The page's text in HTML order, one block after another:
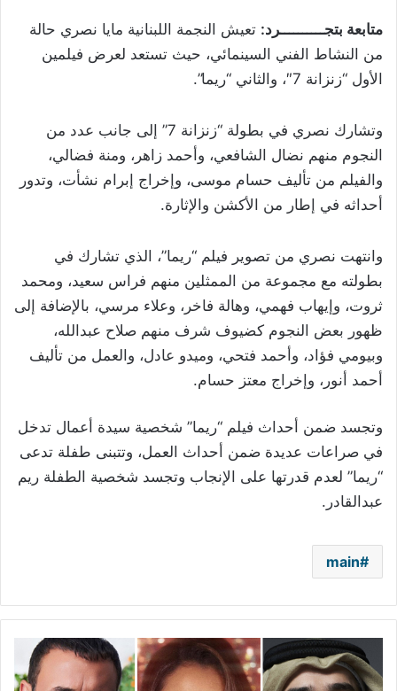
متابعة بتجــــــــــرد: تعيش النجمة اللبنانية مايا نصري حالة
من النشاط الفني السينمائي، حيث تستعد لعرض فيلمين
الأول “زنزانة 7″، والثاني “ريما”.
وتشارك نصري في بطولة “زنزانة 7” إلى جانب عدد من
النجوم منهم نضال الشافعي، وأحمد زاهر، ومنة فضالي،
والفيلم من تأليف حسام موسى، ‏وإخراج إبرام نشأت، وتدور
أحداثه في إطار من الأكشن والإثارة.
وانتهت نصري من تصوير فيلم “ريما”، الذي تشارك في
بطولته مع مجموعة من الممثلين منهم فراس سعيد، ومحمد
ثروت، وإيهاب فهمي، وهالة فاخر، وعلاء مرسي، بالإضافة إلى
ظهور بعض النجوم كضيوف شرف منهم صلاح عبدالله،
وبيومي فؤاد، وأحمد فتحي، وميدو عادل، والعمل من تأليف
أحمد أنور، وإخراج معتز حسام.
وتجسد ضمن أحداث فيلم “ريما” شخصية سيدة أعمال تدخل
في صراعات عديدة ضمن أحداث العمل، وتتبنى طفلة تدعى
“ريما” لعدم قدرتها على الإنجاب وتجسد شخصية الطفلة ريم
عبدالقادر.
main
بلقيس
في
"ديو"